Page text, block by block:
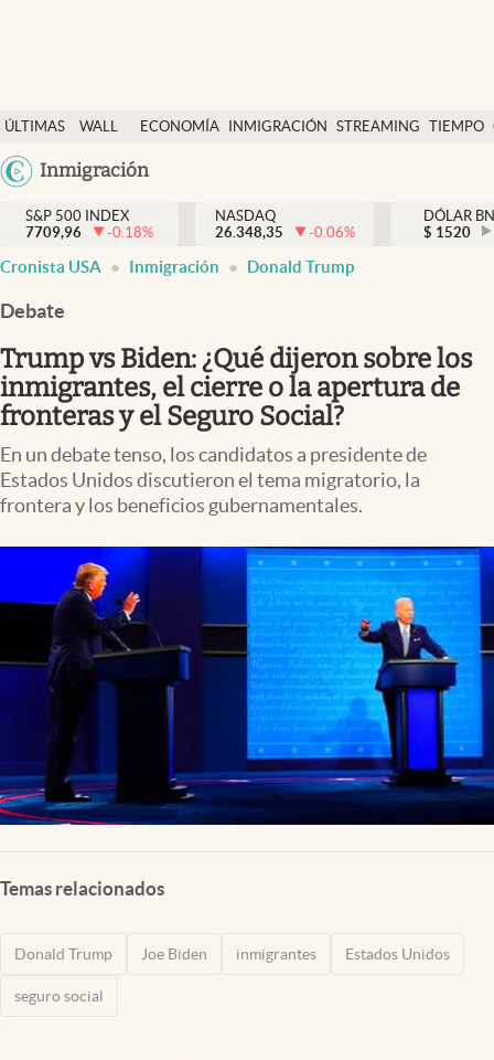
ÚLTIMAS
NOTICIAS
WALL
Y
DÓLAR
ECONOMÍA INMIGRACIÓN STREAMING TIEMPO
México
Inmigración
Finanzas y economía
Wall Street y dólar
Inmigración
Espiritual
Streaming
PC y mobile
Lifestyle
USA
S&P 500 INDEX
7709,96
-0.18%
NASDAQ
26.348,35
-0.06%
DÓLAR
$ 1520
Cronista USA Inmigración Donald Trump
Debate
Trump vs Biden: ¿Qué dijeron sobre los
inmigrantes, el cierre o la apertura de
fronteras y el Seguro Social?
En un debate tenso, los candidatos a presidente de
Estados Unidos discutieron el tema migratorio, la
frontera y los beneficios gubernamentales.
Temas relacionados
Donald Trump Joe Biden inmigrantes Estados Unidos
seguro social